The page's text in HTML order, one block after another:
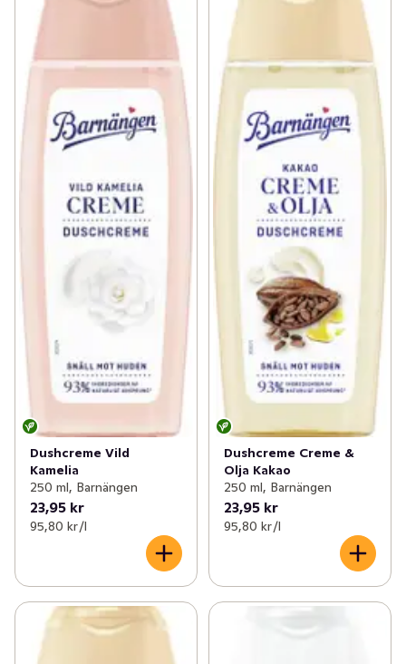
Dushcreme Vild
Kamelia
250 ml, Barnängen
23,95 kr
95,80 kr /l
Dushcreme Creme &
Olja Kakao
250 ml, Barnängen
23,95 kr
95,80 kr /l